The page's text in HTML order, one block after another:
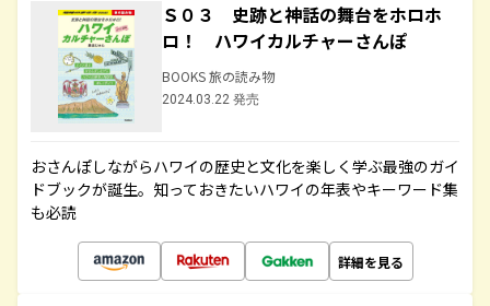
Ｓ０３ 史跡と神話の舞台をホロホ
ロ！ ハワイカルチャーさんぽ
BOOKS 旅の読み物
2024.03.22 発売
おさんぽしながらハワイの歴史と文化を楽しく学ぶ最強のガイ
ドブックが誕生。知っておきたいハワイの年表やキーワード集
も必読
詳細を見る